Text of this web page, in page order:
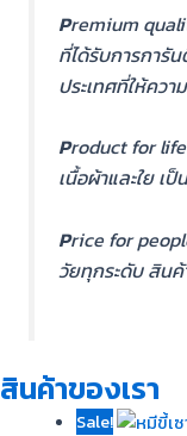
Premium
ที่ได้รับการการั
ประเทศที่ให้ควา
Product for life
เนื้อผ้าและใย เ
Price for
วัยทุกระดับ สิน
สินค้าของเรา
Sale!